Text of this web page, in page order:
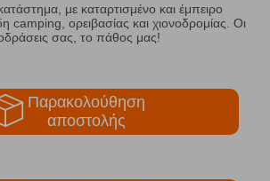
με καταρτισμένο και έμπειρο
camping, ορειβασίας και χιονοδρομίας. Οι
σας, το πάθος μας!
Παρακολούθηση
αποστολής